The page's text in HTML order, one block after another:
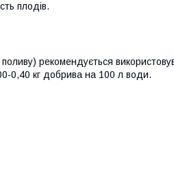
плодів.
рекомендується
0,40 кг добрива на 100 л води.